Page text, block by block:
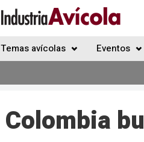
Temas avícolas Eventos
Colombia